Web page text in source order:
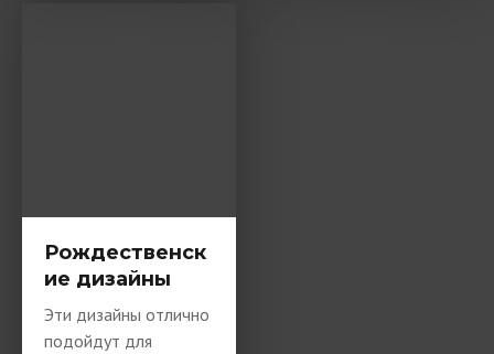
Рождественск
ие дизайны
Эти дизайны отлично
подойдут для